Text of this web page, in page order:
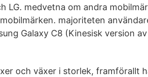
LG. medvetna om andra
majoriteten
Galaxy C8 (Kinesisk version
och växer i storlek, framförallt